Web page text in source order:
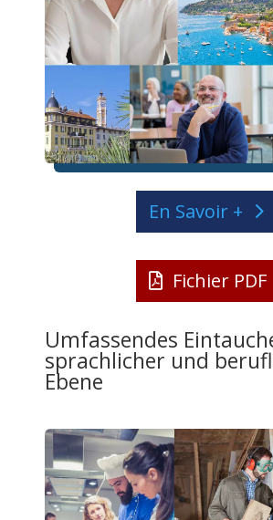
En Savoir +
Fichier PDF
Umfassendes
sprachlicher und
Ebene